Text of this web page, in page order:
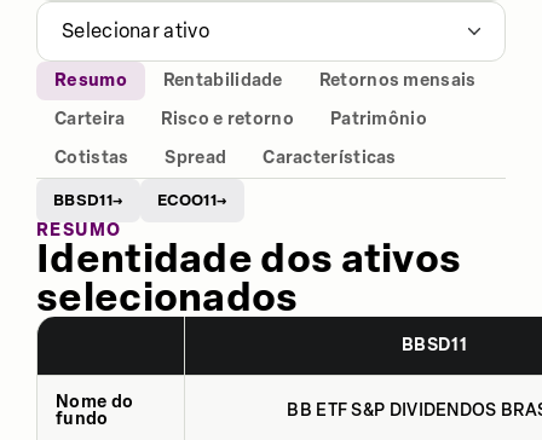
Selecionar ativo
Resumo Rentabilidade
Retornos mensais
Carteira
Risco e retorno
Patrimônio
Cotistas
Spread Características
BBSD11→ ECOO11→
RESUMO
Identidade dos ativos
selecionados
BBSD11
Nome do
fundo
BB ETF S&P DIVIDENDOS